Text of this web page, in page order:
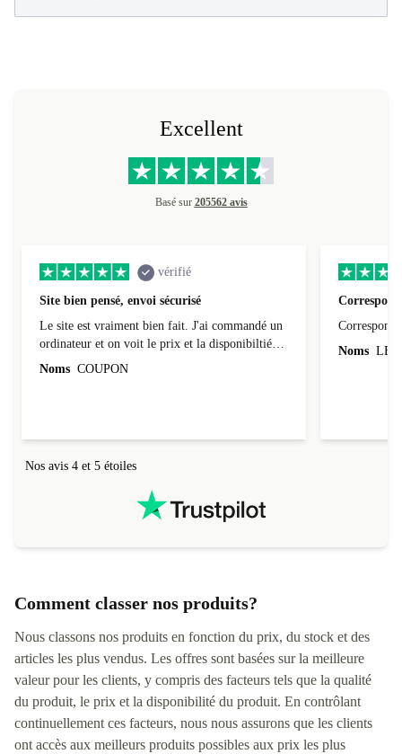
Excellent
Basé sur 205562 avis
vérifié
Site bien pensé, envoi sécurisé
Le site est vraiment bien fait. J'ai commandé un
ordinateur et on voit le prix et la disponibiltié
évoluer au fil des caractéristiques choisies.
Noms COUPON
Correspond
Noms LEO
Nos avis 4 et 5 étoiles
Comment classer nos produits?
Nous classons nos produits en fonction du prix, du stock et des
articles les plus vendus. Les offres sont basées sur la meilleure
valeur pour les clients, y compris des facteurs tels que la qualité
du produit, le prix et la disponibilité du produit. En contrôlant
continuellement ces facteurs, nous nous assurons que les clients
ont accès aux meilleurs produits possibles aux prix les plus